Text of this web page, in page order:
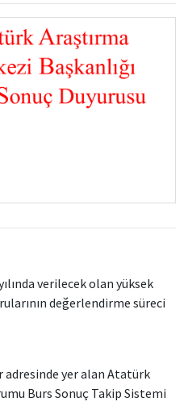
verilecek olan yüksek
değerlendirme süreci
adresinde yer alan Atatürk
Burs Sonuç Takip Sistemi